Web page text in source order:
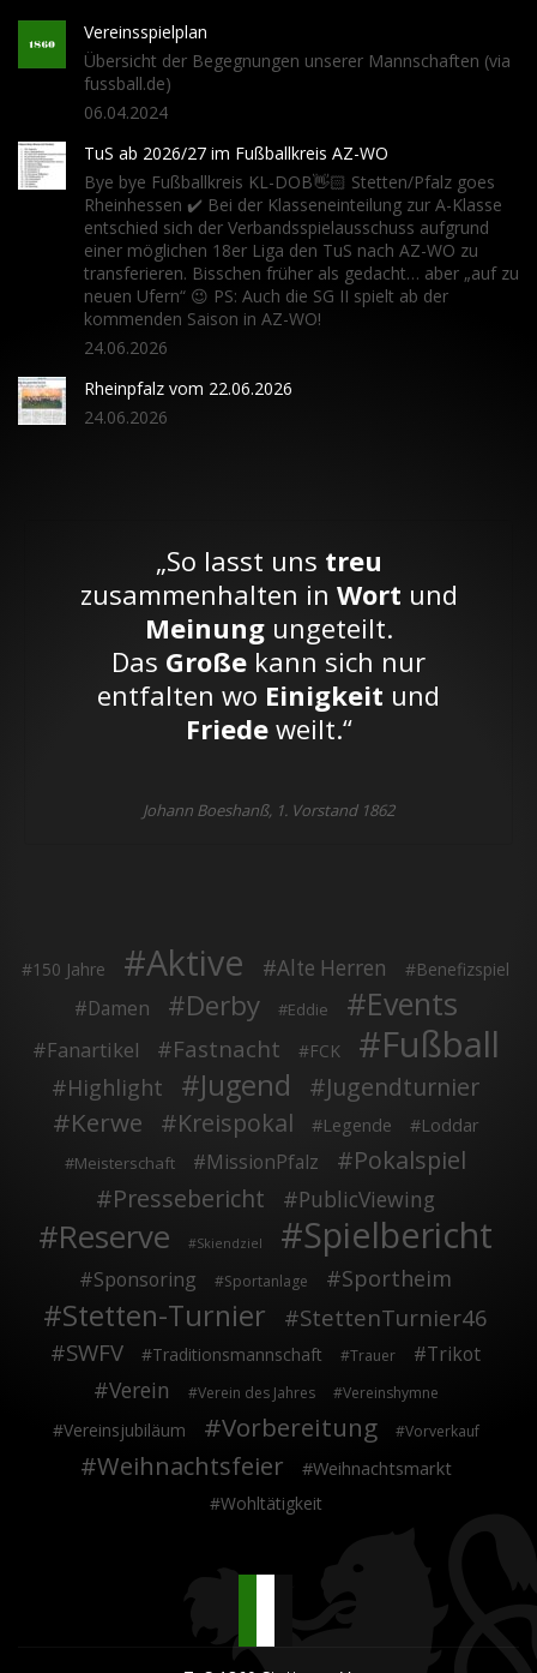
Vereinsspielplan
Übersicht der Begegnungen unserer Mannschaften (via
fussball.de)
06.04.2024
TuS ab 2026/27 im Fußballkreis AZ-WO
Bye bye Fußballkreis KL-DOB👋🏻 Stetten/Pfalz goes
Rheinhessen ✔️ Bei der Klasseneinteilung zur A-Klasse
entschied sich der Verbandsspielausschuss aufgrund
einer möglichen 18er Liga den TuS nach AZ-WO zu
transferieren. Bisschen früher als gedacht… aber „auf zu
neuen Ufern“ 😉 PS: Auch die SG II spielt ab der
kommenden Saison in AZ-WO!
24.06.2026
Rheinpfalz vom 22.06.2026
24.06.2026
„So lasst uns treu
zusammenhalten in Wort und
Meinungungeteilt.
Das Große kann sich nur
entfalten wo Einigkeit und
Friedeweilt.“
Johann Boeshanß, 1. Vorstand 1862
150 Jahre Aktive Alte Herren Benefizspiel
Damen Derby Eddie Events
Fanartikel Fastnacht FCK Fußball
Highlight Jugend Jugendturnier
Kerwe Kreispokal Legende Loddar
Meisterschaft MissionPfalz
Pokalspiel
Pressebericht
PublicViewing
Reserve Skiendziel Spielbericht
Sponsoring Sportanlage Sportheim
Stetten-Turnier
StettenTurnier46
SWFV
Traditionsmannschaft Trauer Trikot
Verein Verein des Jahres Vereinshymne
Vereinsjubiläum Vorbereitung Vorverkauf
Weihnachtsfeier Weihnachtsmarkt
Wohltätigkeit